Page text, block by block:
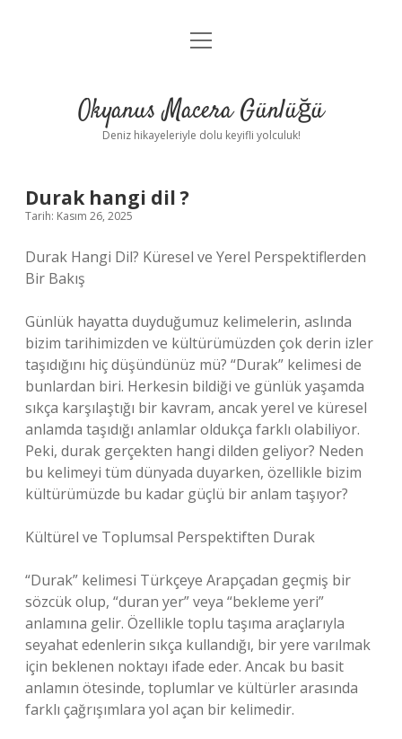
Anasayfa
Yasal Uyarı
menüyü
Okyanus Macera Günlüğü
Deniz hikayeleriyle dolu keyifli yolculuk!
Durak hangi dil ?
Tarih: Kasım 26, 2025
Durak Hangi Dil? Küresel ve Yerel Perspektiflerden
Bir Bakış
Günlük hayatta duyduğumuz kelimelerin, aslında
bizim tarihimizden ve kültürümüzden çok derin izler
taşıdığını hiç düşündünüz mü? “Durak” kelimesi de
bunlardan biri. Herkesin bildiği ve günlük yaşamda
sıkça karşılaştığı bir kavram, ancak yerel ve küresel
anlamda taşıdığı anlamlar oldukça farklı olabiliyor.
Peki, durak gerçekten hangi dilden geliyor? Neden
bu kelimeyi tüm dünyada duyarken, özellikle bizim
kültürümüzde bu kadar güçlü bir anlam taşıyor?
Kültürel ve Toplumsal Perspektiften Durak
“Durak” kelimesi Türkçeye Arapçadan geçmiş bir
sözcük olup, “duran yer” veya “bekleme yeri”
anlamına gelir. Özellikle toplu taşıma araçlarıyla
seyahat edenlerin sıkça kullandığı, bir yere varılmak
için beklenen noktayı ifade eder. Ancak bu basit
anlamın ötesinde, toplumlar ve kültürler arasında
farklı çağrışımlara yol açan bir kelimedir.